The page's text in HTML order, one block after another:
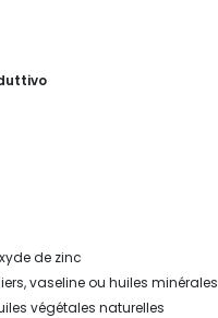
de zinc
vaseline ou huiles minérales
végétales naturelles